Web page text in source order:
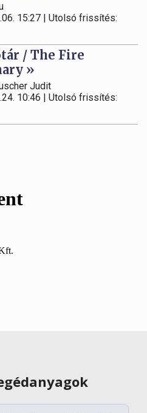
15:27 | Utolsó frissítés:
/ The Fire
»
Judit
10:46 | Utolsó frissítés: